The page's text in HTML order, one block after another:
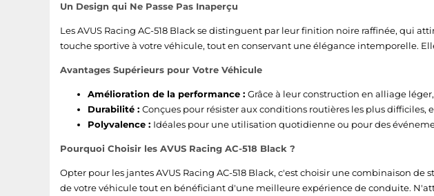
Un Design qui Ne Passe Pas Inaperçu
Les AVUS Racing AC-518 Black se distinguent par leur finition noire raffinée, qui
touche sportive à votre véhicule, tout en conservant une élégance intemporelle.
Avantages Supérieurs pour Votre Véhicule
Amélioration de la performance : Grâce à leur construction en alliage
Durabilité : Conçues pour résister aux conditions routières les plus difficiles,
Polyvalence : Idéales pour une utilisation quotidienne ou pour des
Pourquoi Choisir les AVUS Racing AC-518 Black ?
Opter pour les jantes AVUS Racing AC-518 Black, c'est choisir une combinaison
de votre véhicule tout en bénéficiant d'une meilleure expérience de conduite.